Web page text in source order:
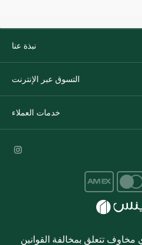
نبذة عنا
التسوق عبر الإنترنت
خدمات العملاء
تتعلق بمخالفة القوانين